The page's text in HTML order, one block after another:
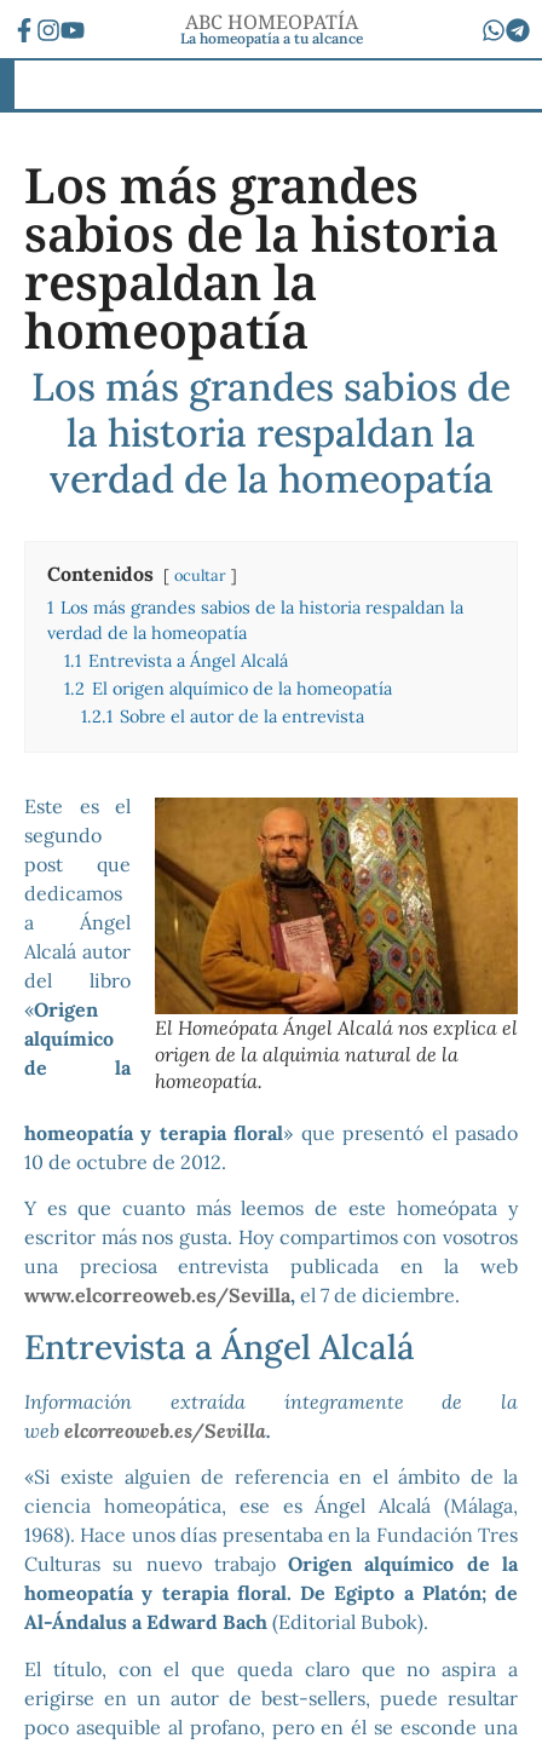
ABC HOMEOPATÍA
La homeopatía a tu alcance
Los más grandes
sabios de la historia
respaldan la
homeopatía
Los más grandes sabios de
la historia respaldan la
verdad de la homeopatía
Contenidos ocultar
1 Los más grandes sabios de la historia respaldan la
verdad de la homeopatía
1.1 Entrevista a Ángel Alcalá
1.2 El origen alquímico de la homeopatía
1.2.1 Sobre el autor de la entrevista
El Homeópata Ángel Alcalá nos explica el
origen de la alquimia natural de la
homeopatía.
Este es el
segundo
post que
dedicamos
a Ángel
Alcalá autor
del libro
«Origen
alquímico
de la
homeopatía y terapia floral» que presentó el pasado
10 de octubre de 2012.
Y es que cuanto más leemos de este homeópata y
escritor más nos gusta. Hoy compartimos con vosotros
una preciosa entrevista publicada en la web
www.elcorreoweb.es/Sevilla, el 7 de diciembre.
Entrevista a Ángel Alcalá
Información extraída íntegramente de la
web elcorreoweb.es/Sevilla.
«Si existe alguien de referencia en el ámbito de la
ciencia homeopática, ese es Ángel Alcalá (Málaga,
1968). Hace unos días presentaba en la Fundación Tres
Culturas su nuevo trabajoOrigen alquímico de la
homeopatía y terapia floral. De Egipto a Platón; de
Al-Ándalus a Edward Bach (Editorial Bubok).
El título, con el que queda claro que no aspira a
erigirse en un autor de best-sellers, puede resultar
poco asequible al profano, pero en él se esconde una